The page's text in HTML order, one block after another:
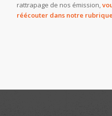
rattrapage de nos émission,
réécouter dans notre rubrique